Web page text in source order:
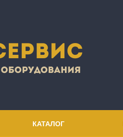
КАТАЛОГ